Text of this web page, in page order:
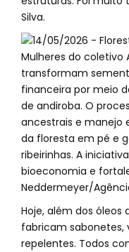
Silva.
Hoje, além dos óleos
fabricam sabonetes,
repelentes. Todos